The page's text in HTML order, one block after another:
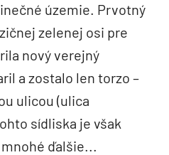
územie. Prvotný
zelenej osi pre
nový verejný
a zostalo len torzo –
ulicou (ulica
sídliska je však
ďalšie...